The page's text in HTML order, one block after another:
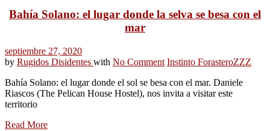
Bahía Solano: el lugar donde la selva se besa con el
mar
septiembre 27, 2020
by Rugidos Disidentes with No Comment Instinto ForasteroZZZ
Bahía Solano: el lugar donde el sol se besa con el mar. Daniele
Riascos (The Pelican House Hostel), nos invita a visitar este
territorio
Read More